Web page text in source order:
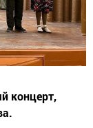
концерт,